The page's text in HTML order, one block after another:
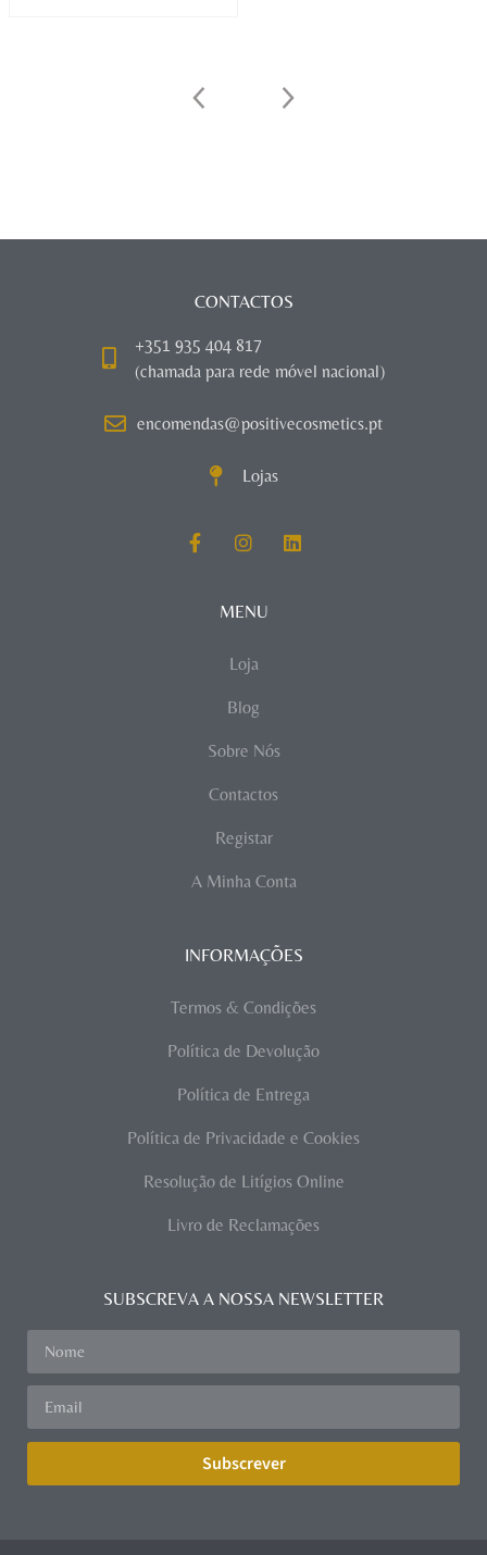
CONTACTOS
+351 935 404 817
(chamada para rede móvel nacional)
encomendas@positivecosmetics.pt
Lojas
MENU
Loja
Blog
Sobre Nós
Contactos
Registar
A Minha Conta
INFORMAÇÕES
Termos & Condições
Política de Devolução
Política de Entrega
Política de Privacidade e Cookies
Resolução de Litígios Online
Livro de Reclamações
SUBSCREVA A NOSSA NEWSLETTER
Subscrever